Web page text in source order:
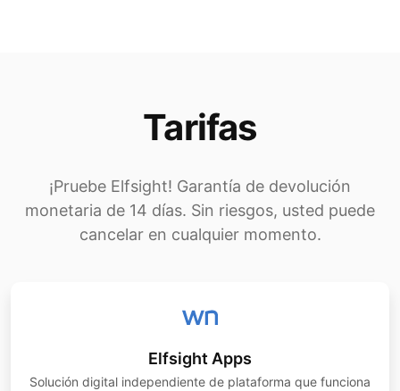
Tarifas
¡Pruebe Elfsight! Garantía de devolución
monetaria de 14 días. Sin riesgos, usted puede
cancelar en cualquier momento.
Elfsight Apps
Solución digital independiente de plataforma que funciona